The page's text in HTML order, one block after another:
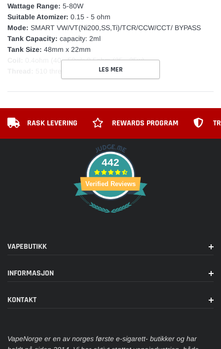
Wattage Range: 5-80W
Suitable Atomizer: 0.15 - 5 ohm
Mode: SMART VW/VT(Ni200,SS,Ti)/TCR/CCW/CCT/ BYPASS
Tank Capacity: capacity: 2ml
Tank Size: 48mm x 22mm
0.4ohm (40 - 50w); 0.5ohm (25 - 35w)
LES MER
RASK LEVERING REWARDS PROGRAM
442
Verified Reviews
VAPEBUTIKK
INFORMASJON
KONTAKT
VapeNorge er en av norges første e-sigarett- butikker og har